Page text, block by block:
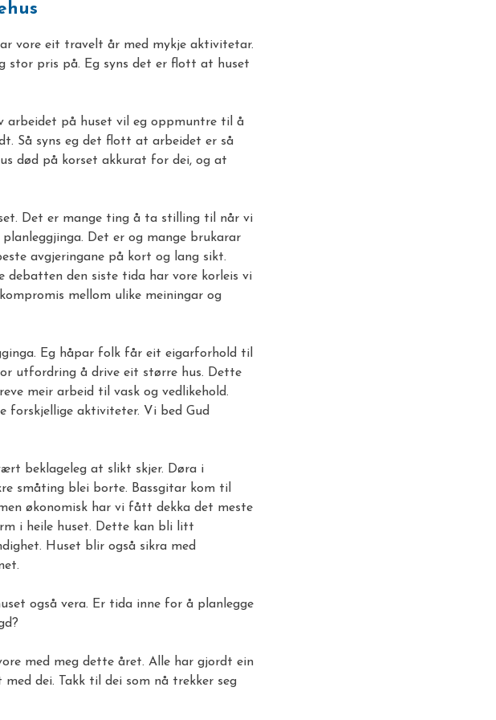
vore eit travelt år med mykje aktivitetar.
stor pris på. Eg syns det er flott at huset
arbeidet på huset vil eg oppmuntre til å
Så syns eg det flott at arbeidet er så
død på korset akkurat for dei, og at
Det er mange ting å ta stilling til når vi
Det er og mange brukarar
avgjeringane på kort og lang sikt.
debatten den siste tida har vore korleis vi
mellom ulike meiningar og
Eg håpar folk får eit eigarforhold til
utfordring å drive eit større hus. Dette
meir arbeid til vask og vedlikehold.
forskjellige aktiviteter. Vi bed Gud
beklageleg at slikt skjer. Døra i
småting blei borte. Bassgitar kom til
økonomisk har vi fått dekka det meste
i heile huset. Dette kan bli litt
Huset blir også sikra med
også vera. Er tida inne for å planlegge
med meg dette året. Alle har gjordt ein
dei. Takk til dei som nå trekker seg